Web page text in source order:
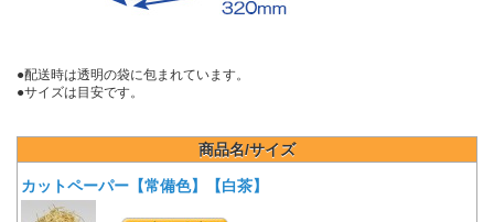
●配送時は透明の袋に包まれています。
●サイズは目安です。
商品名/サイズ
カットペーパー【常備色】【白茶】